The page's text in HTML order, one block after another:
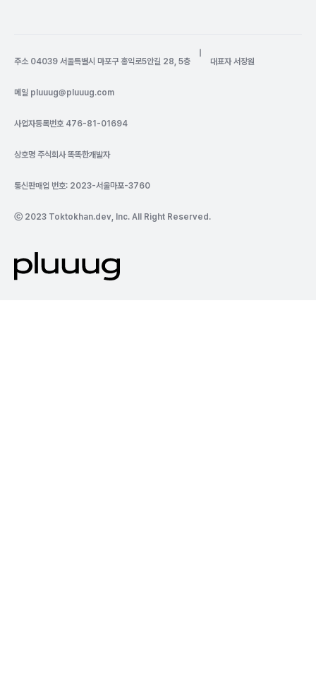
주소 04039 서울특별시 마포구 홍익로5안길 28, 5층
대표자 서장원
메일 pluuug@pluuug.com
사업자등록번호 476-81-01694
상호명 주식회사 똑똑한개발자
통신판매업 번호: 2023-서울마포-3760
ⓒ 2023 Toktokhan.dev, Inc. All Right Reserved.